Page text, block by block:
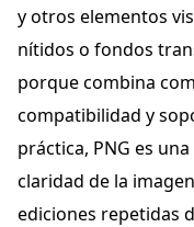
y otros elementos
nítidos o fondos
porque combina
compatibilidad y
práctica, PNG es
claridad de la
ediciones repetidas